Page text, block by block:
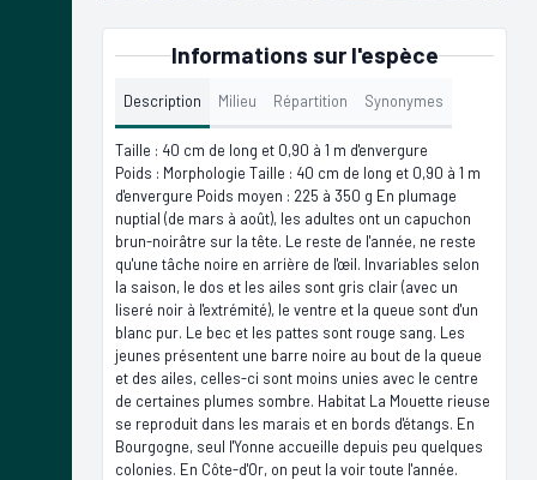
Informations sur l'espèce
Description Milieu Répartition Synonymes
Taille : 40 cm de long et 0,90 à 1 m d'envergure
Poids : Morphologie Taille : 40 cm de long et 0,90 à 1 m
d'envergure Poids moyen : 225 à 350 g En plumage
nuptial (de mars à août), les adultes ont un capuchon
brun-noirâtre sur la tête. Le reste de l'année, ne reste
qu'une tâche noire en arrière de l'œil. Invariables selon
la saison, le dos et les ailes sont gris clair (avec un
liseré noir à l'extrémité), le ventre et la queue sont d'un
blanc pur. Le bec et les pattes sont rouge sang. Les
jeunes présentent une barre noire au bout de la queue
et des ailes, celles-ci sont moins unies avec le centre
de certaines plumes sombre. Habitat La Mouette rieuse
se reproduit dans les marais et en bords d'étangs. En
Bourgogne, seul l'Yonne accueille depuis peu quelques
colonies. En Côte-d'Or, on peut la voir toute l'année.